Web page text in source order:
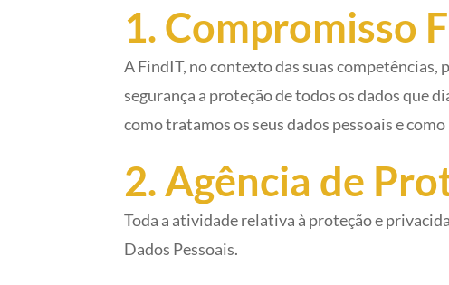
1. Compromisso
A FindIT, no contexto das suas
segurança a proteção de todos os dados que
como tratamos os seus dados pessoais e
2. Agência de
Toda a atividade relativa à proteção e
Dados Pessoais.